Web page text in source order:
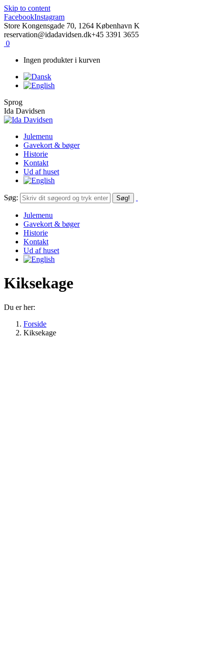
Skip to content
FacebookInstagram
Store Kongensgade 70, 1264 København K
reservation@idadavidsen.dk+45 3391 3655
0
Ingen produkter i kurven
Sprog
Ida Davidsen
Julemenu
Gavekort & bøger
Historie
Kontakt
Ud af huset
Søg:
Julemenu
Gavekort & bøger
Historie
Kontakt
Ud af huset
Kiksekage
Du er her:
Forside
Kiksekage